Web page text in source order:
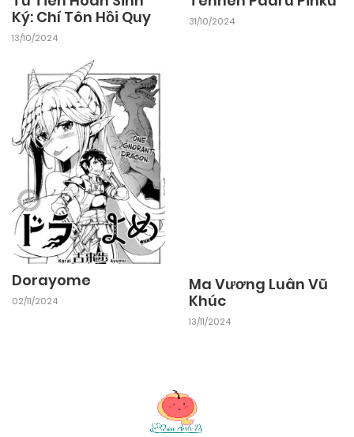
Tu Tiên Hoàn Sinh
Ký: Chí Tôn Hồi Quy
31/10/2024
Dorayome
Ma Vương Luân Vũ
Khúc